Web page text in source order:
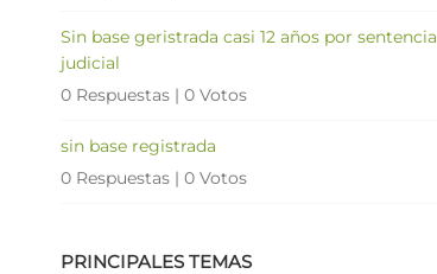
Sin base geristrada casi 12 años por sentencia
judicial
0 Respuestas | 0 Votos
sin base registrada
0 Respuestas | 0 Votos
PRINCIPALES TEMAS